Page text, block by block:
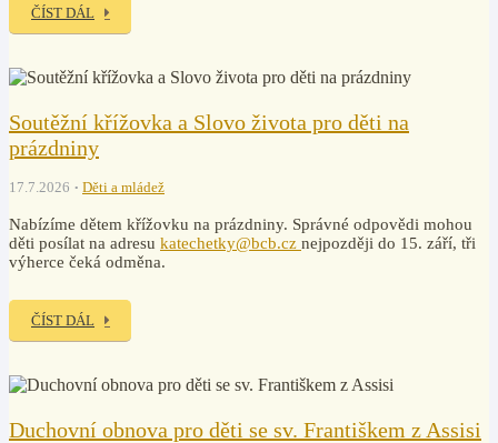
ČÍST DÁL
Soutěžní křížovka a Slovo života pro děti na
prázdniny
17.7.2026 Děti a mládež
Nabízíme dětem křížovku na prázdniny. Správné odpovědi mohou
děti posílat na adresu katechetky@bcb.cz nejpozději do 15. září, tři
výherce čeká odměna.
ČÍST DÁL
Duchovní obnova pro děti se sv. Františkem z Assisi